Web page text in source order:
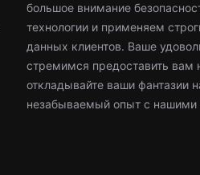
большое внимание
технологии и применяем
данных клиентов. Ваше
стремимся предоставить
откладывайте ваши фантазии
незабываемый опыт с нашими